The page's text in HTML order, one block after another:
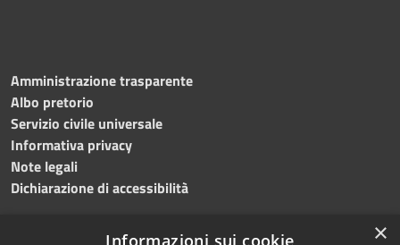
Amministrazione trasparente
Albo pretorio
Servizio civile universale
Informativa privacy
Note legali
Dichiarazione di accessibilità
×
Informazioni sui cookie